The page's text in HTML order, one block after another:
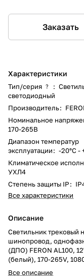
Заказать
Характеристики
Тип/серия ? :
светодиодный
Производитель:
Номинальное
170-265В
Диапазон температур
эксплуатации: -20°C -
Климатическое
УХЛ4
Степень защиты IP:
Все характеристики
Описание
Светильник трековый
шинопровод,
(ДПО) FERON AL100,
(белый), 170-265V,
белый, корпус
Все описание